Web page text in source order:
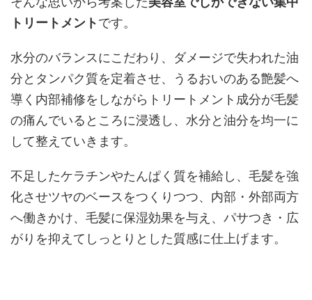
トリートメントです。
水分のバランスにこだわり、ダメージで失われた油
分とタンパク質を定着させ、うるおいのある艶髪へ
導く内部補修をしながらトリートメント成分が毛髪
の痛んでいるところに浸透し、水分と油分を均一に
して整えていきます。
不足したケラチンやたんぱく質を補給し、毛髪を強
化させツヤのベースをつくりつつ、内部・外部両方
へ働きかけ、毛髪に保湿効果を与え、パサつき・広
がりを抑えてしっとりとした質感に仕上げます。